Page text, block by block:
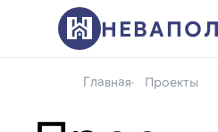
НЕВАПОЛ
Главная Проекты